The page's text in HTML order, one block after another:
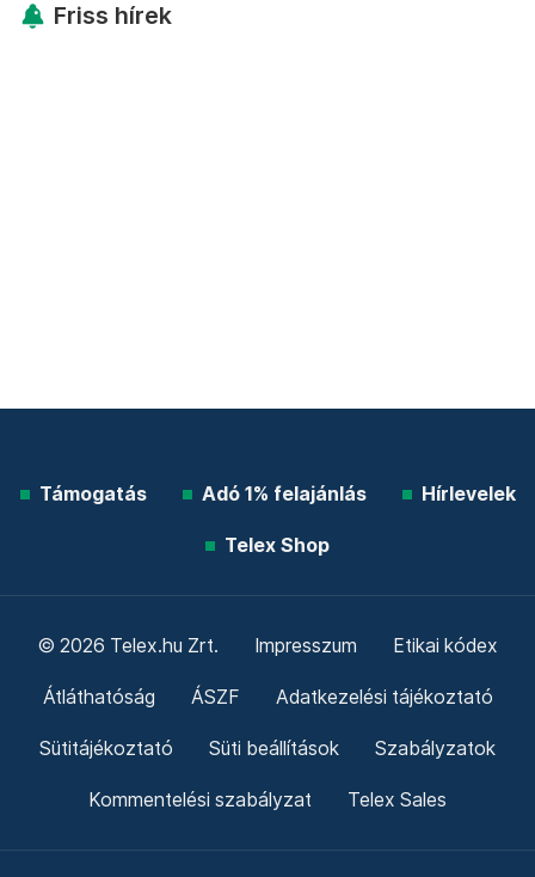
Friss hírek
Támogatás Adó 1% felajánlás Hírlevelek
Telex Shop
© 2026 Telex.hu Zrt. Impresszum Etikai kódex
Átláthatóság ÁSZF Adatkezelési tájékoztató
Sütitájékoztató Süti beállítások Szabályzatok
Kommentelési szabályzat Telex Sales